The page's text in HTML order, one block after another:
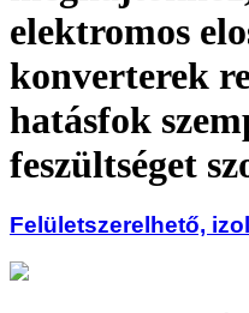
elektromos
konverterek
hatásfok
feszültséget
Felületszerelhető,